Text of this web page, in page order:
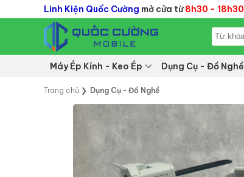
Linh Kiện Quốc Cường mở cửa từ8h30 - 18h30
Máy Ép Kính - Keo Ép Dụng Cụ - Đồ Nghề
Trang chủ ❯ Dụng Cụ - Đồ Nghề